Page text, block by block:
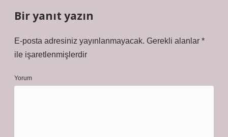
Bir yanıt yazın
E-posta adresiniz yayınlanmayacak. Gerekli alanlar *
ile işaretlenmişlerdir
Yorum